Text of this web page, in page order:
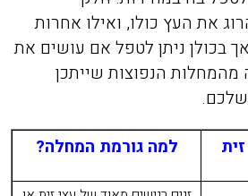
את העץ כולו, ואילו אחרות
בכולן ניתן לטפל אם עושים את
מהמחלות הנפוצות שייתכן
למה גורמת המחלה?